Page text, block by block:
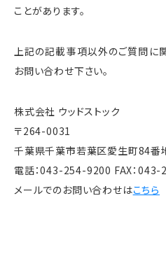
ことがあります。
上記の記載事項以外のご質問に
お問い合わせ下さい。
株式会社 ウッドストック
〒264-0031
千葉県千葉市若葉区愛生町84番
電話：043-254-9200 FAX：
メールでのお問い合わせはこちら